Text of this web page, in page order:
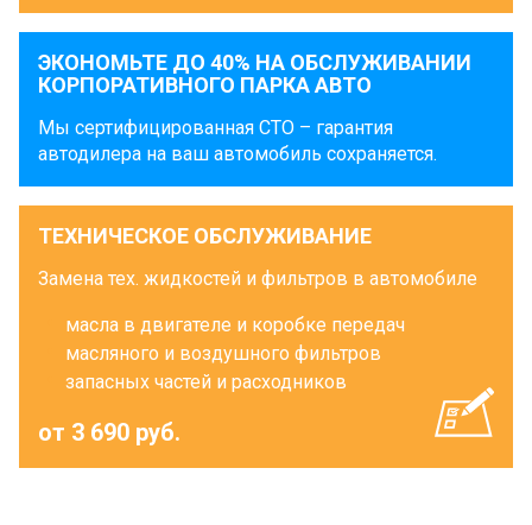
ЭКОНОМЬТЕ ДО 40% НА ОБСЛУЖИВАНИИ
КОРПОРАТИВНОГО ПАРКА АВТО
Мы сертифицированная СТО – гарантия
автодилера на ваш автомобиль сохраняется.
ТЕХНИЧЕСКОЕ ОБСЛУЖИВАНИЕ
Замена тех. жидкостей и фильтров в автомобиле
масла в двигателе и коробке передач
масляного и воздушного фильтров
запасных частей и расходников
от 3 690 руб.